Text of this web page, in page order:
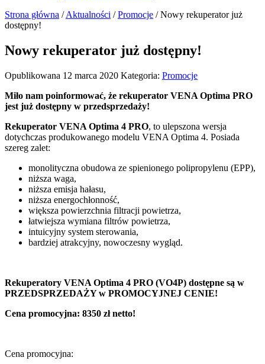
Strona główna /Aktualności /Promocje /Nowy rekuperator już
dostępny!
Nowy rekuperator już dostępny!
Opublikowana 12 marca 2020 Kategoria: Promocje
Miło nam poinformować, że rekuperator VENA Optima PRO
jest już dostępny w przedsprzedaży!
Rekuperator VENA Optima 4 PRO, to ulepszona wersja
dotychczas produkowanego modelu VENA Optima 4. Posiada
szereg zalet:
monolityczna obudowa ze spienionego polipropylenu (EPP),
niższa waga,
niższa emisja hałasu,
niższa energochłonność,
większa powierzchnia filtracji powietrza,
łatwiejsza wymiana filtrów powietrza,
intuicyjny system sterowania,
bardziej atrakcyjny, nowoczesny wygląd.
Rekuperatory VENA Optima 4 PRO (VO4P) dostępne są w
PRZEDSPRZEDAŻY w PROMOCYJNEJ CENIE!
Cena promocyjna: 8350 zł netto!
Cena promocyjna: